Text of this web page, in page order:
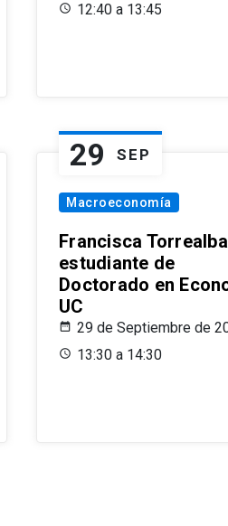
12:40 a 13:45
29 SEP
Macroeconomía
Francisca
estudiante de
Doctorado en
UC
29 de Septiembre de
13:30 a 14:30